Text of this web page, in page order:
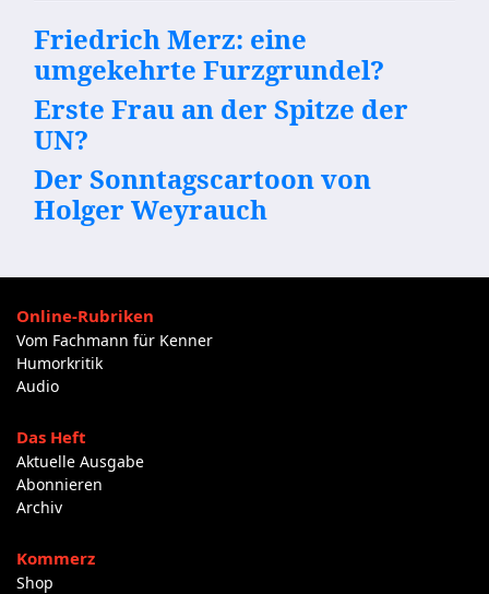
Friedrich Merz: eine
umgekehrte Furzgrundel?
Erste Frau an der Spitze der
UN?
Der Sonntagscartoon von
Holger Weyrauch
Online-Rubriken
Vom Fachmann für Kenner
Humorkritik
Audio
Das Heft
Aktuelle Ausgabe
Abonnieren
Archiv
Kommerz
Shop